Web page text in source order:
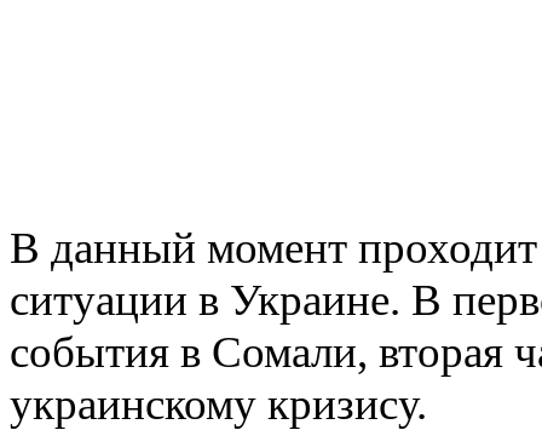
встретился с
принцем ОАЭ
Гитлер и
Муссолини
рекламируют
В данный момент
ситуации в Украине. В
события в Сомали, вторая
украинскому кризису.